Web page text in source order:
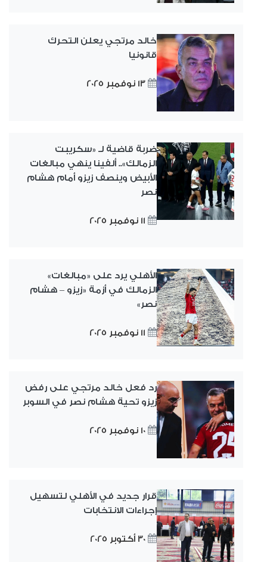
خالد مرتجي يعلن التحرك
قانونيا
13 نوفمبر 2025
ضربة قاضية لـ «سكريبت
الزمالك».. ألفينا ينهي مبالغات
الأبيض وينصف زيزو أمام هشام
نصر
11 نوفمبر 2025
الأهلي يرد على «مبالغات»
الزمالك في أزمة «زيزو – هشام
نصر»
11 نوفمبر 2025
رد فعل خالد مرتجي على رفض
زيزو تحية هشام نصر في السوبر
10 نوفمبر 2025
قرار جديد في الأهلي لتسهيل
إجراءات الانتخابات
30 أكتوبر 2025